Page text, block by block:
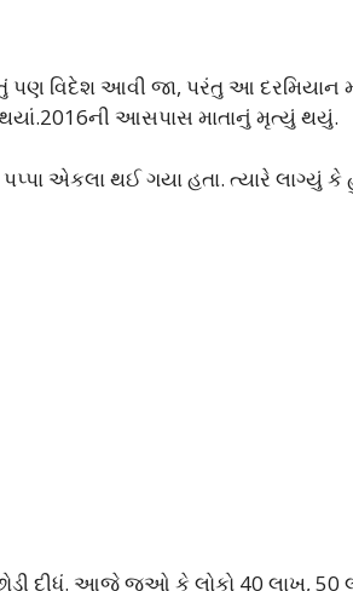
તું પણ વિદેશ આવી જા, પરંતુ આ દરમિયાન
થયાં.2016ની આસપાસ માતાનું મૃત્યું થયું.
એકલા થઈ ગયા હતા. ત્યારે લાગ્યું
દીધું. આજે જુઓ કે લોકો 40 લાખ, 50